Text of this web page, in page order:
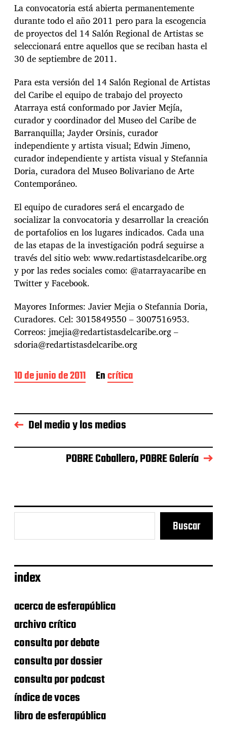
La convocatoria está abierta permanentemente
durante todo el año 2011 pero para la escogencia
de proyectos del 14 Salón Regional de Artistas se
seleccionará entre aquellos que se reciban hasta el
30 de septiembre de 2011.
Para esta versión del 14 Salón Regional de Artistas
del Caribe el equipo de trabajo del proyecto
Atarraya está conformado por Javier Mejía,
curador y coordinador del Museo del Caribe de
Barranquilla; Jayder Orsinis, curador
independiente y artista visual; Edwin Jimeno,
curador independiente y artista visual y Stefannia
Doria, curadora del Museo Bolivariano de Arte
Contemporáneo.
El equipo de curadores será el encargado de
socializar la convocatoria y desarrollar la creación
de portafolios en los lugares indicados. Cada una
de las etapas de la investigación podrá seguirse a
través del sitio web: www.redartistasdelcaribe.org
y por las redes sociales como: @atarrayacaribe en
Twitter y Facebook.
Mayores Informes: Javier Mejia o Stefannia Doria,
Curadores. Cel: 3015849550 – 3007516953.
Correos: jmejia@redartistasdelcaribe.org –
sdoria@redartistasdelcaribe.org
F
e
a
d
l
a
10 de junio de 2011 Encrítica
Del medio y los medios
POBRE Caballero, POBRE Galería
Buscar
index
acerca de esferapública
archivo crítico
consulta por debate
consulta por dossier
consulta por podcast
índice de voces
libro de esferapública